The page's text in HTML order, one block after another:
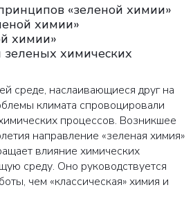
«зеленой химии»
химии»
химии»
химических
среде, наслаивающиеся друг на
климата спровоцировали
процессов. Возникшее
направление «зеленая химия»
влияние химических
среду. Оно руководствуется
чем «классическая» химия и